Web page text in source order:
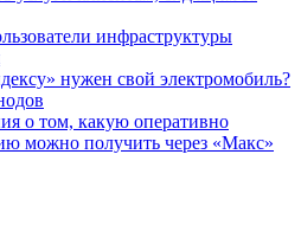
инфраструктуры
нужен свой электромобиль?
о том, какую оперативно
можно получить через «Макс»